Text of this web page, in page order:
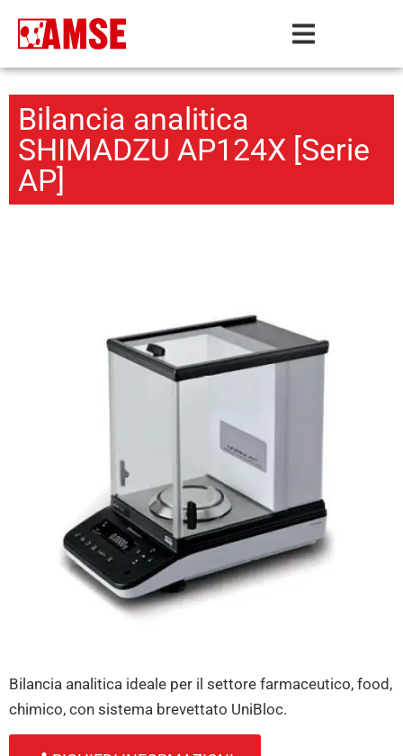
Bilancia analitica
SHIMADZU AP124X [Serie
AP]
Bilancia analitica ideale per il settore farmaceutico, food,
chimico, con sistema brevettato UniBloc.